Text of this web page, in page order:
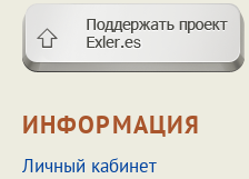
ИНФОРМАЦИЯ
Личный кабинет